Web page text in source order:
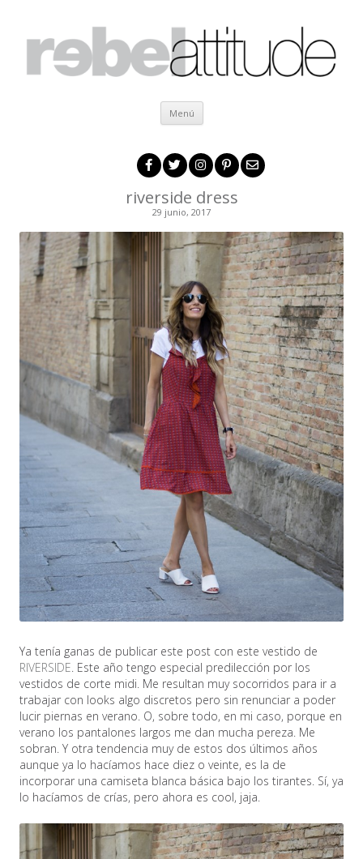
Menú Ir al contenido
riverside dress
29 junio, 2017
Ya tenía ganas de publicar este post con este vestido de
RIVERSIDE. Este año tengo especial predilección por los
vestidos de corte midi. Me resultan muy socorridos para ir a
trabajar con looks algo discretos pero sin renunciar a poder
lucir piernas en verano. O, sobre todo, en mi caso, porque en
verano los pantalones largos me dan mucha pereza. Me
sobran. Y otra tendencia muy de estos dos últimos años
aunque ya lo hacíamos hace diez o veinte, es la de
incorporar una camiseta blanca básica bajo los tirantes. Sí, ya
lo hacíamos de crías, pero ahora es cool, jaja.